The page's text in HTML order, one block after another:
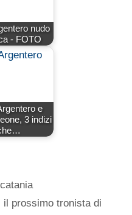
nudo
- FOTO
e
3 indizi
prossimo tronista di